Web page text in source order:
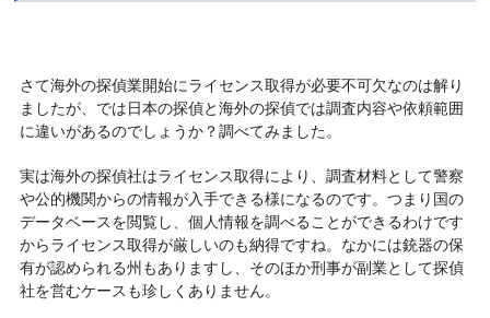
さて海外の探偵業開始にライセンス取得が必要不可欠なのは解り
ましたが、では日本の探偵と海外の探偵では調査内容や依頼範囲
に違いがあるのでしょうか？調べてみました。
実は海外の探偵社はライセンス取得により、調査材料として警察
や公的機関からの情報が入手できる様になるのです。つまり国の
データベースを閲覧し、個人情報を調べることができるわけです
からライセンス取得が厳しいのも納得ですね。なかには銃器の保
有が認められる州もありますし、そのほか刑事が副業として探偵
社を営むケースも珍しくありません。